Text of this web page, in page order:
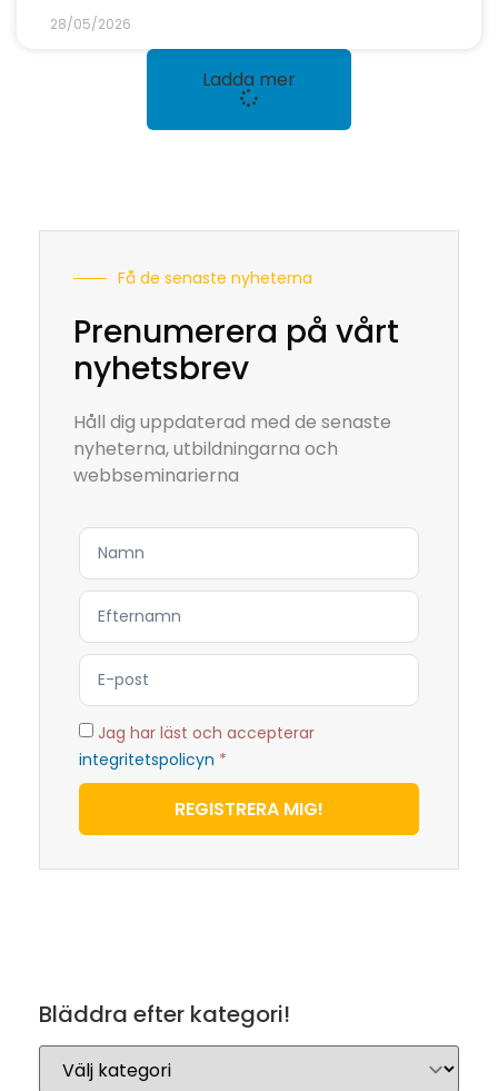
28/05/2026
Ladda mer
Få de senaste nyheterna
Prenumerera på vårt
nyhetsbrev
Håll dig uppdaterad med de senaste
nyheterna, utbildningarna och
webbseminarierna
Jag har läst och accepterar
integritetspolicyn *
REGISTRERA MIG!
Bläddra efter kategori!